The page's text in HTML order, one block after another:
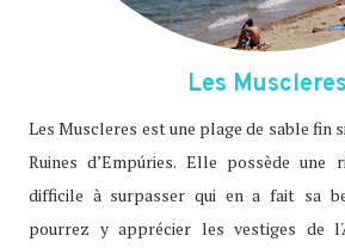
Les Muscleres
Les Muscleres est une plage de sable fin
Ruines d’Empúries. Elle possède une
difficile à surpasser qui en a fait sa
pourrez y apprécier les vestiges de